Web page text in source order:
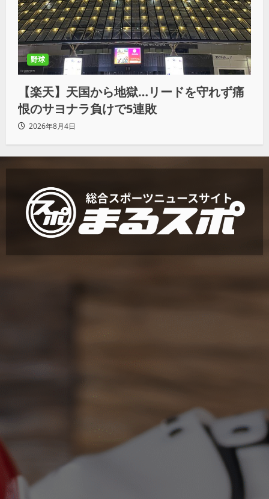
野球
【楽天】天国から地獄…リードを守れず痛
恨のサヨナラ負けで5連敗
2026年8月4日